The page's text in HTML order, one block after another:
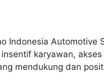
Indonesia Automotive
karyawan,
mendukung dan